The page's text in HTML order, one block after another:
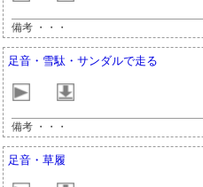
備考 ・・・
足音・雪駄・サンダルで走る
備考 ・・・
足音・草履